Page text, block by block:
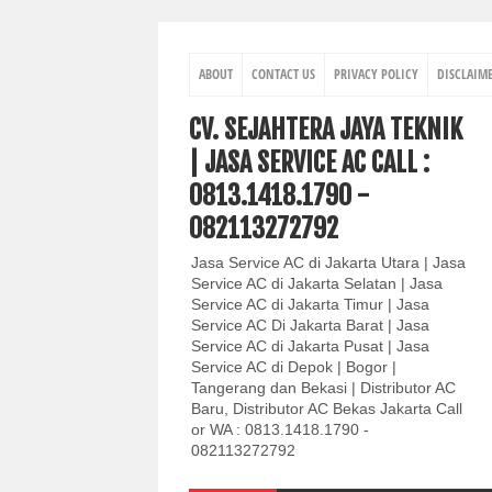
ABOUT CONTACT US PRIVACY POLICY
CV. SEJAHTERA JAYA TEKNIK
| JASA SERVICE AC CALL :
0813.1418.1790 -
082113272792
Jasa Service AC di Jakarta Utara | Jasa
Service AC di Jakarta Selatan | Jasa
Service AC di Jakarta Timur | Jasa
Service AC Di Jakarta Barat | Jasa
Service AC di Jakarta Pusat | Jasa
Service AC di Depok | Bogor |
Tangerang dan Bekasi | Distributor AC
Baru, Distributor AC Bekas Jakarta Call
or WA : 0813.1418.1790 -
082113272792